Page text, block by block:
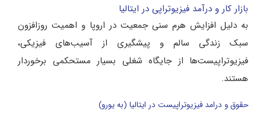
بازار کار و درآمد فیزیوتراپی در ایتالیا
به دلیل افزایش هرم سنی جمعیت در اروپا و اهمیت روزافزون
سبک زندگی سالم و پیشگیری از آسیب‌های فیزیکی،
فیزیوتراپیست‌ها از جایگاه شغلی بسیار مستحکمی برخوردار
هستند.
حقوق و درامد فیزیوتراپیست در ایتالیا (به یورو)